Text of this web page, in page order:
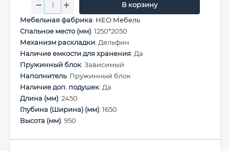
В корзину
Мебельная фабрика: НЕО Мебель
Спальное место (мм): 1250*2050
Механизм раскладки: Дельфин
Наличие емкости для хранения: Да
Пружинный блок: Зависимый
Наполнитель: Пружинный блок
Наличие доп. подушек: Да
Длина (мм): 2450
Глубина (Ширина) (мм): 1650
Высота (мм): 950